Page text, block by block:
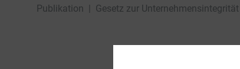
Publikation Gesetz zur